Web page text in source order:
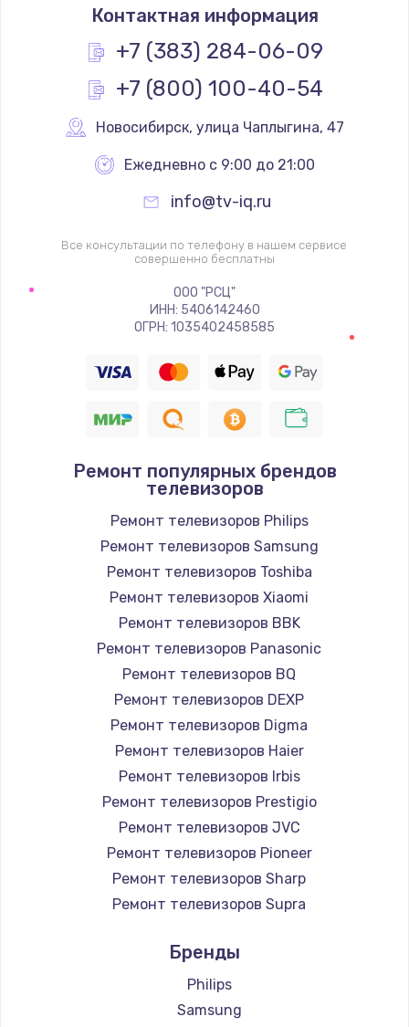
Помехи и искажение звука
Заказать
1400 руб.
Заказать
Восстановление цепи питания, пайка
880 руб.
390 руб.
Замена Bluetooth/Wi-Fi модуля
800 руб.
Замена картридера
Заказать
Замена микросхемы NFC
1100 руб.
Заказать
Замена шим-контроллера
3900 руб.
Заказать
1030 руб.
Заказать
Контактная информация
+7 (383) 284-06-09
+7 (800) 100-40-54
Новосибирск, улица Чаплыгина, 47
Ежедневно с 9:00 до 21:00
info@tv-iq.ru
Все консультации по телефону в нашем сервисе
совершенно бесплатны
ООО "РСЦ"
ИНН: 5406142460
ОГРН: 1035402458585
Ремонт популярных брендов
телевизоров
Ремонт телевизоров Philips
Ремонт телевизоров Samsung
Ремонт телевизоров Toshiba
Ремонт телевизоров Xiaomi
Ремонт телевизоров BBK
Ремонт телевизоров Panasonic
Ремонт телевизоров BQ
Ремонт телевизоров DEXP
Ремонт телевизоров Digma
Ремонт телевизоров Haier
Ремонт телевизоров Irbis
Ремонт телевизоров Prestigio
Ремонт телевизоров JVC
Ремонт телевизоров Pioneer
Ремонт телевизоров Sharp
Ремонт телевизоров Supra
Ремонт телевизоров Hisense
Ремонт телевизоров Daewoo
Ремонт телевизоров Centek
Бренды
Philips
Samsung